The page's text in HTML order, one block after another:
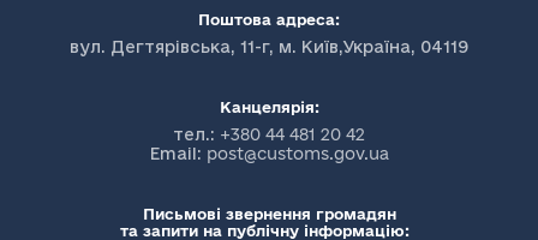
Поштова адреса:
вул. Дегтярівська, 11-г, м. Київ,Україна, 04119
Канцелярія:
тел.: +380 44 481 20 42
Email: post@customs.gov.ua
Письмові звернення громадян
та запити на публічну інформацію: